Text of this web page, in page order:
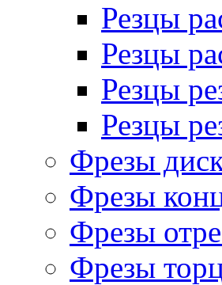
Резцы
Резцы
Резцы
Резцы
Фрезы
Фрезы
Фрезы
Фрезы